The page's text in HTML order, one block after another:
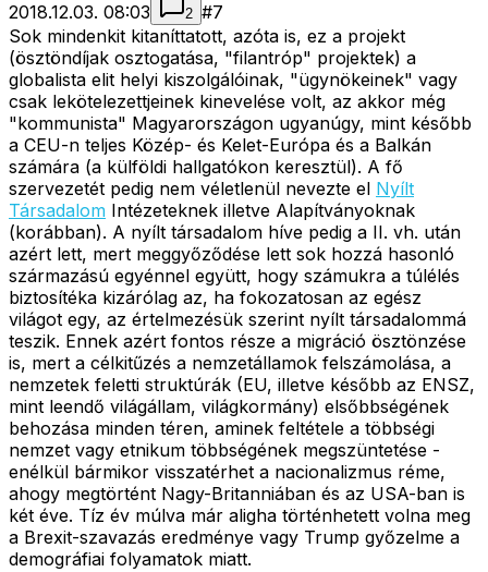
2018.12.03. 08:03
2 #7
Sok mindenkit kitaníttatott, azóta is, ez a projekt
(ösztöndíjak osztogatása, "filantróp" projektek) a
globalista elit helyi kiszolgálóinak, "ügynökeinek" vagy
csak lekötelezettjeinek kinevelése volt, az akkor még
"kommunista" Magyarországon ugyanúgy, mint később
a CEU-n teljes Közép- és Kelet-Európa és a Balkán
számára (a külföldi hallgatókon keresztül). A fő
szervezetét pedig nem véletlenül nevezte el Nyílt
Társadalom Intézeteknek illetve Alapítványoknak
(korábban). A nyílt társadalom híve pedig a II. vh. után
azért lett, mert meggyőződése lett sok hozzá hasonló
származású egyénnel együtt, hogy számukra a túlélés
biztosítéka kizárólag az, ha fokozatosan az egész
világot egy, az értelmezésük szerint nyílt társadalommá
teszik. Ennek azért fontos része a migráció ösztönzése
is, mert a célkitűzés a nemzetállamok felszámolása, a
nemzetek feletti struktúrák (EU, illetve később az ENSZ,
mint leendő világállam, világkormány) elsőbbségének
behozása minden téren, aminek feltétele a többségi
nemzet vagy etnikum többségének megszüntetése -
enélkül bármikor visszatérhet a nacionalizmus réme,
ahogy megtörtént Nagy-Britanniában és az USA-ban is
két éve. Tíz év múlva már aligha történhetett volna meg
a Brexit-szavazás eredménye vagy Trump győzelme a
demográfiai folyamatok miatt.